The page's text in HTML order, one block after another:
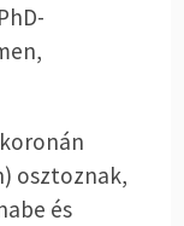
osztoznak,
és